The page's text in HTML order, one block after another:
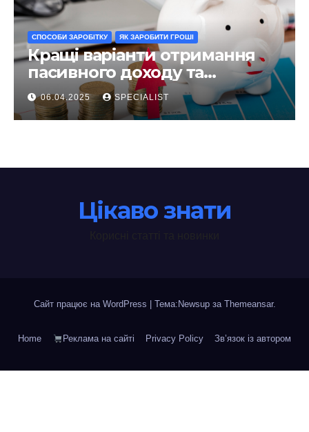
СПОСОБИ ЗАРОБІТКУ ЯК ЗАРОБИТИ ГРОШІ
Кращі варіанти отримання
пасивного доходу та
інвестування у 2025 році
06.04.2025 SPECIALIST
Цікаво знати
Сайт працює на WordPress Тема:Newsup за Themeansar.
Home Реклама на сайті Privacy Policy Зв’язок із автором